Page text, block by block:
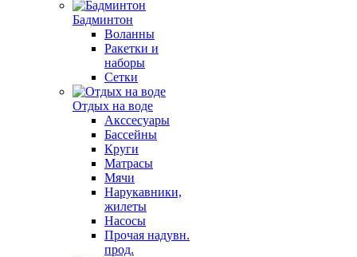
Бадминтон
Воланны
Ракетки и
наборы
Сетки
Отдых на воде
Акссесуары
Бассейны
Круги
Матрасы
Мячи
Нарукавники,
жилеты
Насосы
Прочая надувн.
прод.